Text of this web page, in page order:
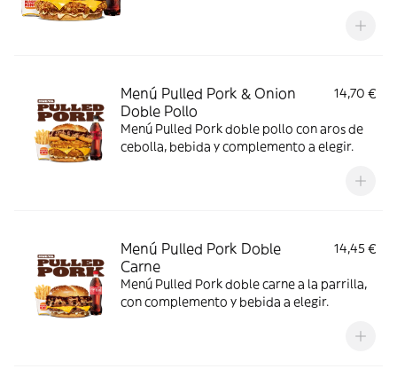
Menú Pulled Pork & Onion
Doble Pollo
14,70 €
Menú Pulled Pork doble pollo con aros de
cebolla, bebida y complemento a elegir.
Menú Pulled Pork Doble
Carne
14,45 €
Menú Pulled Pork doble carne a la parrilla,
con complemento y bebida a elegir.